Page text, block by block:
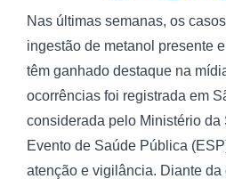
Nas últimas semanas, os
ingestão de metanol presente
têm ganhado destaque na
ocorrências foi registrada em
considerada pelo Ministério da
Evento de Saúde Pública
atenção e vigilância. Diante da